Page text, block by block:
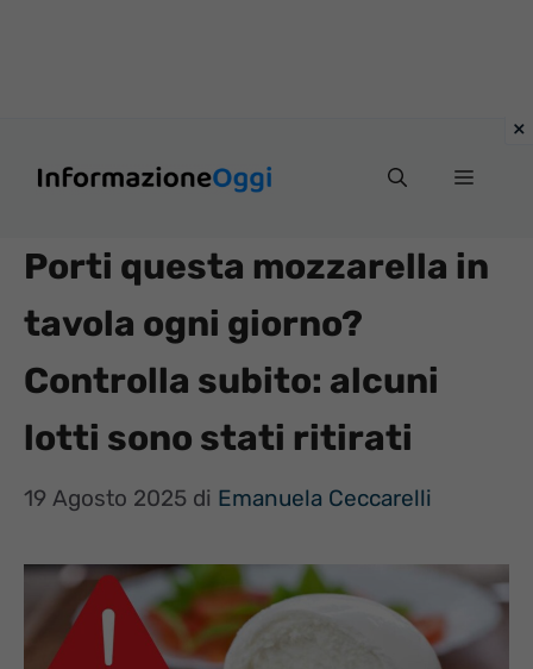
Menu
Porti questa mozzarella in
tavola ogni giorno?
Controlla subito: alcuni
lotti sono stati ritirati
19 Agosto 2025 di Emanuela Ceccarelli